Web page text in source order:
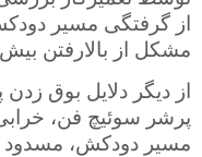
از گرفتگی مسیر
مشکل از بالارفتن
از دیگر دلایل بوق
پرشر سوئیچ فن،
مسیر دودکش، مسدود